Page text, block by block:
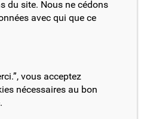
du site. Nous ne cédons
avec qui que ce
vous acceptez
nécessaires au bon